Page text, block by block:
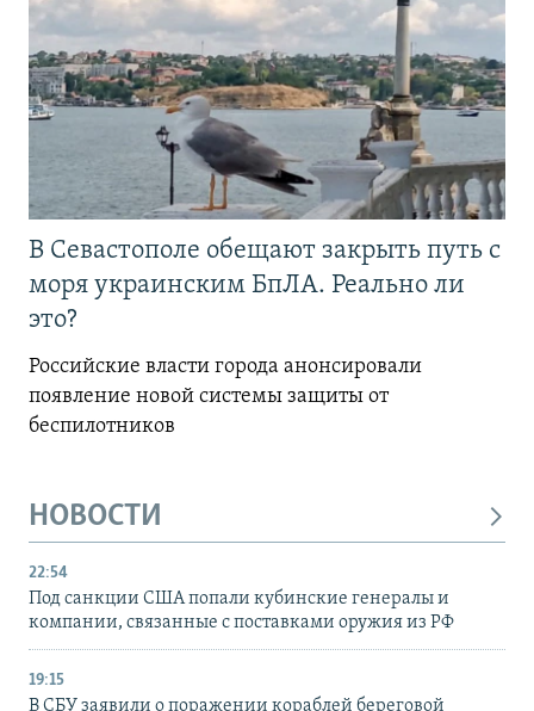
В Севастополе обещают закрыть путь с
моря украинским БпЛА. Реально ли
это?
Российские власти города анонсировали
появление новой системы защиты от
беспилотников
НОВОСТИ
22:54
Под санкции США попали кубинские генералы и
компании, связанные с поставками оружия из РФ
19:15
В СБУ заявили о поражении кораблей береговой